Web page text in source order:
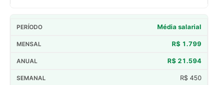
Média salarial
R$ 1.799
R$ 21.594
R$ 450